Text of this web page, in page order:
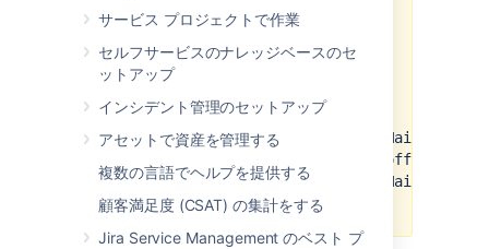
サービス プロジェクトで作業
セルフサービスのナレッジベースのセ
ットアップ
インシデント管理のセットアップ
アセットで資産を管理する
複数の言語でヘルプを提供する
顧客満足度 (CSAT) の集計をする
Jira Service Management のベスト プ
only)
また、Jira のアプリケーション リ
ンク構成の [
ます:
https://graph.microsoft.com/
https://graph.microsoft.com/
https://graph.microsoft.com/
(for shared mailboxes only)